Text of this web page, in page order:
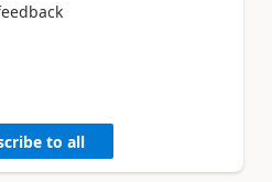
to all